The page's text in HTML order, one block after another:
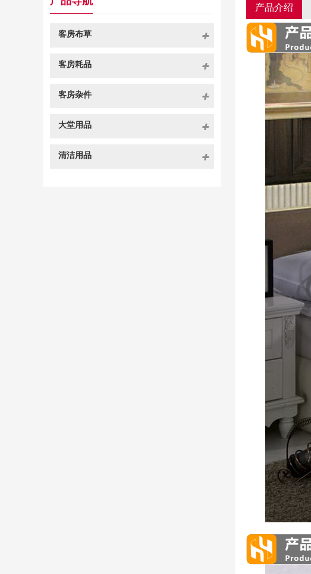
产品介绍
客房布草
客房耗品
客房杂件
大堂用品
清洁用品